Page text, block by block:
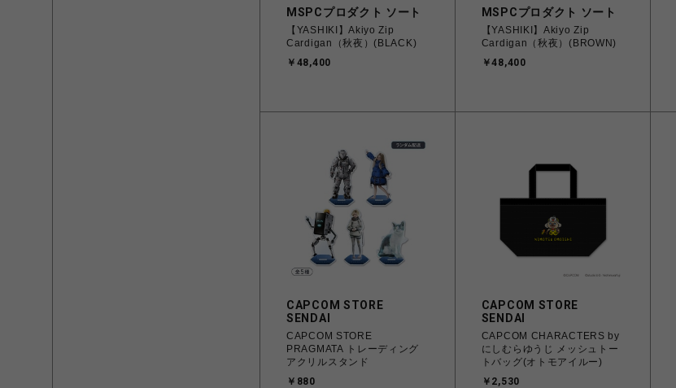
MSPCプロダクト ソート
【YASHIKI】Akiyo Zip
Cardigan（秋夜）(BLACK)
￥48,400
MSPCプロダクト ソート
【YASHIKI】Akiyo Zip
Cardigan（秋夜）(BROWN)
￥48,400
CAPCOM STORE
SENDAI
CAPCOM STORE
PRAGMATA トレーディング
アクリルスタンド
￥880
CAPCOM STORE
SENDAI
CAPCOM CHARACTERS by
にしむらゆうじ メッシュトー
トバッグ(オトモアイルー)
￥2,530